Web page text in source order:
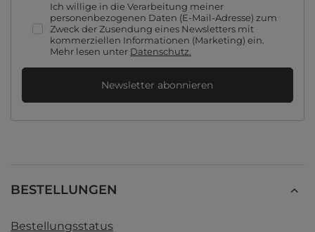
Ich willige in die Verarbeitung meiner
personenbezogenen Daten (E-Mail-Adresse) zum
Zweck der Zusendung eines Newsletters mit
kommerziellen Informationen (Marketing) ein.
Mehr lesen unter Datenschutz.
Newsletter abonnieren
BESTELLUNGEN
Bestellungsstatus